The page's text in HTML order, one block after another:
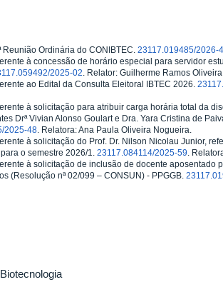
Reunião Ordinária do CONIBTEC. 23117.019485/2026-
à concessão de horário especial para servidor
2025-02. Relator: Guilherme Ramos
ao Edital da Consulta Eleitoral IBTEC 2026.
à solicitação para atribuir carga horária total da
Drª Vivian Alonso Goulart e Dra. Yara Cristina de
2025-48. Relatora: Ana Paula Oliveira Nogueira.
à solicitação do Prof. Dr. Nilson Nicolau Junior,
o semestre 2026/1. 23117.084114/2025-59.
à solicitação de inclusão de docente aposentado
(Resolução nª 02/099 – CONSUN) - PPGGB.